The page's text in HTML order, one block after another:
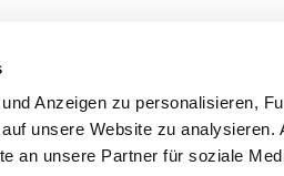
Anzeigen zu personalisieren,
unsere Website zu analysieren.
an unsere Partner für soziale